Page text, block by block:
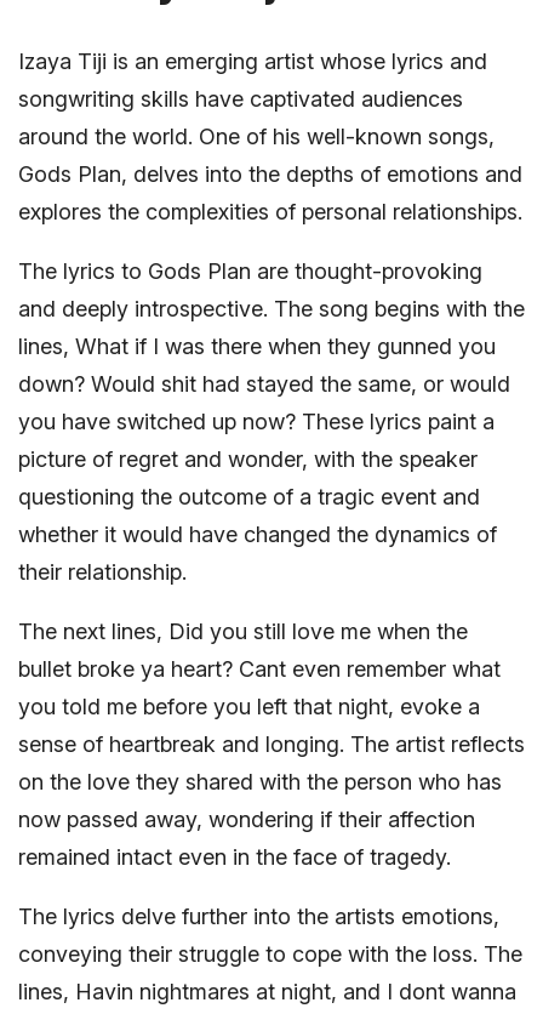
Izaya Tiji is an emerging artist whose lyrics and
songwriting skills have captivated audiences
around the world. One of his well-known songs,
Gods Plan, delves into the depths of emotions and
explores the complexities of personal relationships.
The lyrics to Gods Plan are thought-provoking
and deeply introspective. The song begins with the
lines, What if I was there when they gunned you
down? Would shit had stayed the same, or would
you have switched up now? These lyrics paint a
picture of regret and wonder, with the speaker
questioning the outcome of a tragic event and
whether it would have changed the dynamics of
their relationship.
The next lines, Did you still love me when the
bullet broke ya heart? Cant even remember what
you told me before you left that night, evoke a
sense of heartbreak and longing. The artist reflects
on the love they shared with the person who has
now passed away, wondering if their affection
remained intact even in the face of tragedy.
The lyrics delve further into the artists emotions,
conveying their struggle to cope with the loss. The
lines, Havin nightmares at night, and I dont wanna